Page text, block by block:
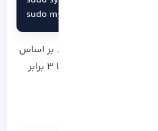
sudo mysql_secure_installation
: تنظیم innodb_buffer_pool_size_ بر اساس
RAM واقعی سرور، سرعت پاسخدهی دیتابیس را تا ۳ برابر